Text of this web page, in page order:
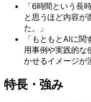
「6時間という長
と思うほど内容が
た。」
「もともとAIに
用事例や実践的な
かせるイメージが
特長・強み